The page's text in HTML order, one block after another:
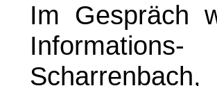
Im Gespräch